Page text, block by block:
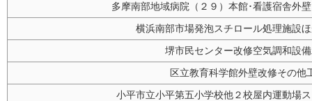
多摩南部地域病院（２９）本館･看護宿舎外
横浜南部市場発泡スチロール処理施設
堺市民センター改修空気調和設
区立教育科学館外壁改修その他
小平市立小平第五小学校他２校屋内運動場